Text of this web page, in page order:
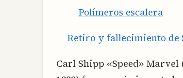
Polímeros escalera
Retiro y fallecimiento de
Carl Shipp «Speed» Marvel